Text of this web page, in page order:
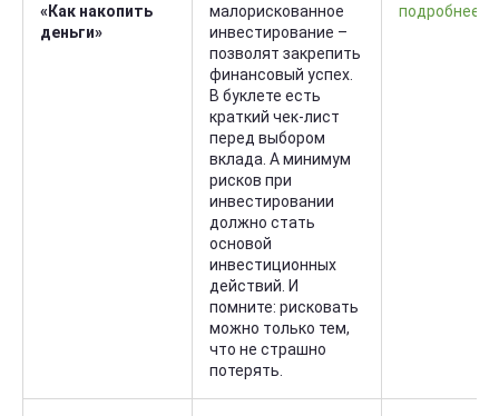
«Как накопить
деньги»
малорискованное
инвестирование –
позволят закрепить
финансовый успех.
В буклете есть
краткий чек-лист
перед выбором
вклада. А минимум
рисков при
инвестировании
должно стать
основой
инвестиционных
действий. И
помните: рисковать
можно только тем,
что не страшно
потерять.
подробнее